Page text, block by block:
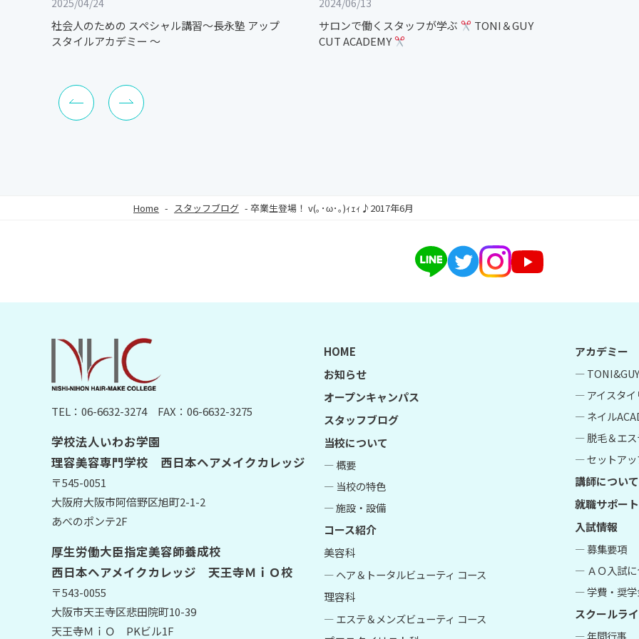
2025/04/24
社会人のための スペシャル講習～長永塾 アップ
スタイルアカデミー ～
2024/06/13
サロンで働くスタッフが学ぶ
TONI＆GUY
CUT ACADEMY
Home - スタッフブログ - 卒業生登場！ v(｡･ω･｡)ｨｪｨ♪2017年6月
TEL：06-6632-3274FAX：06-6632-3275
学校法人いわお学園
理容美容専門学校 西日本ヘアメイクカレッジ
〒545-0051
大阪府大阪市阿倍野区旭町2-1-2
あべのポンテ2F
厚生労働大臣指定美容師養成校
西日本ヘアメイクカレッジ 天王寺ＭｉＯ校
〒543-0055
大阪市天王寺区悲田院町10-39
天王寺ＭｉＯ PKビル1F
HOME
お知らせ
オープンキャンパス
スタッフブログ
当校について
― 概要
― 当校の特色
― 施設・設備
コース紹介
美容科
― ヘア＆トータルビューティ コース
理容科
― エステ＆メンズビューティ コース
アカデミー
―
― アイスタイ
― ネイル
― 脱毛＆エス
― セットアッ
講師について
就職サポート
入試情報
― 募集要項
― ＡＯ入試に
― 学費・奨学
スクールラ